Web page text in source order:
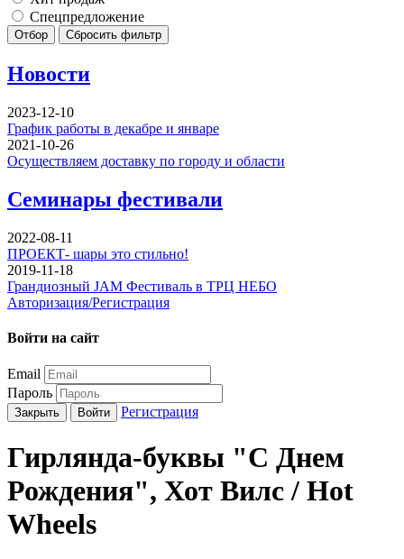
Спецпредложение
Отбор Сбросить фильтр
Новости
2023-12-10
График работы в декабре и январе
2021-10-26
Осуществляем доставку по городу и области
Семинары фестивали
2022-08-11
ПРОЕКТ- шары это стильно!
2019-11-18
Грандиозный JAM Фестиваль в ТРЦ НЕБО
Авторизация/Регистрация
Войти на сайт
Email
Пароль
Закрыть Войти Регистрация
Гирлянда-буквы "С Днем
Рождения", Хот Вилс / Hot
Wheels